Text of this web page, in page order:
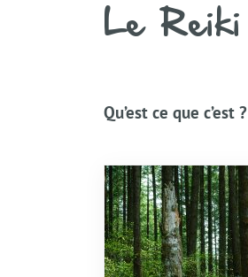
Le Reiki
Qu’est ce que c’est ?